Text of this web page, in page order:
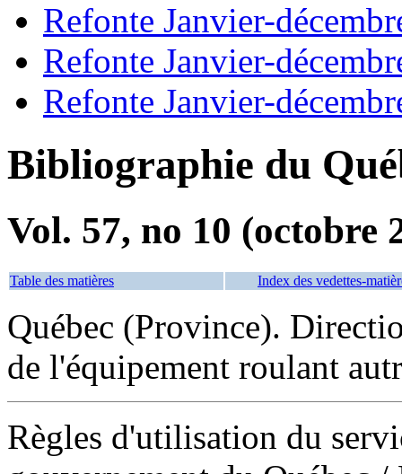
Refonte Janvier-
Refonte Janvier-
Refonte Janvier-
Bibliographie du
Vol. 57, no 10 (octobre
Table des matières Index des vedettes-
Québec (Province).
de l'équipement roulant
Règles d'utilisation du